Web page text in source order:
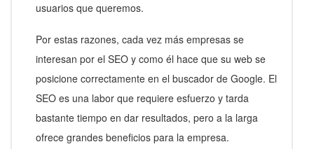
usuarios que queremos.
Por estas razones, cada vez más empresas se
interesan por el SEO y como él hace que su web se
posicione correctamente en el buscador de Google. El
SEO es una labor que requiere esfuerzo y tarda
bastante tiempo en dar resultados, pero a la larga
ofrece grandes beneficios para la empresa.